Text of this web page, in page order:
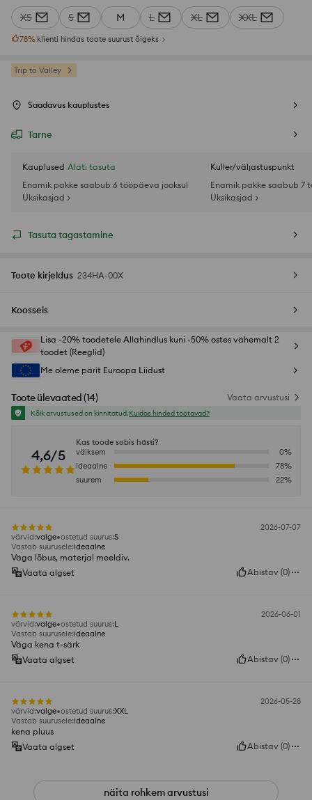
XS S M L XL XXL
78% klienti hindas toote suurust õigeks
Trip to Valley
Saadavus kauplustes
Tarne
Kauplused Alati tasuta
Enamik pakke saabub 6 tööpäeva jooksul
Üksikasjad >
Kuller/väljastuspunkt
Enamik pakke saabub 7
Üksikasjad >
Tasuta tagastamine
Toote kirjeldus 234HA-00X
Koosseis
Lisa -20% toodetele Allahindlus kuni -50% ostes vähemalt 2
toodet (Reeglid)
Me oleme pärit Euroopa Liidust
Toote ülevaated (14) Vaata arvustusi
Kõik arvustused on kinnitatud.Kuidas hinded töötavad?
4,6/5
Kas toode sobis hästi?
väiksem
0%
ideaalne
78%
suurem
22%
2026-07-07
värvid:valge ostetud suurus:S
Vastab suurusele:ideaalne
Väga lõbus, materjal meeldiv.
Vaata algset
Abistav (0)
2026-06-01
värvid:valge ostetud suurus:L
Vastab suurusele:ideaalne
Väga kena t-särk
Vaata algset
Abistav (0)
2026-05-28
värvid:valge ostetud suurus:XXL
Vastab suurusele:ideaalne
kena pluus
Vaata algset
Abistav (0)
näita rohkem arvustusi